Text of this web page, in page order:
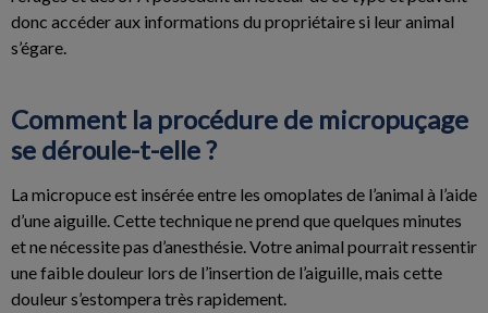
donc accéder aux informations du propriétaire si leur animal
s’égare.
Comment la procédure de micropuçage
se déroule-t-elle ?
La micropuce est insérée entre les omoplates de l’animal à l’aide
d’une aiguille. Cette technique ne prend que quelques minutes
et ne nécessite pas d’anesthésie. Votre animal pourrait ressentir
une faible douleur lors de l’insertion de l’aiguille, mais cette
douleur s’estompera très rapidement.